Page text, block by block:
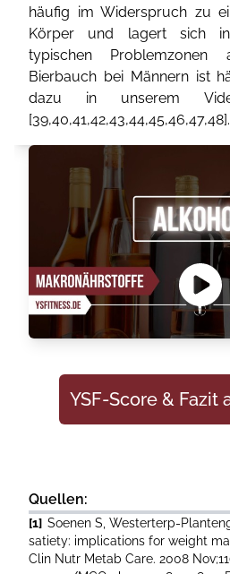
häufig im Widerspruch zu
Körper und lagert sich
typischen Problemzonen
Bierbauch bei Männern ist
dazu in unserem
[39,40,41,42,43,44,45,46,47,48].
YSF-Score & Fazit
Quellen:
[1] Soenen S, Westerterp-
satiety: implications for weight
Clin Nutr Metab Care. 2008